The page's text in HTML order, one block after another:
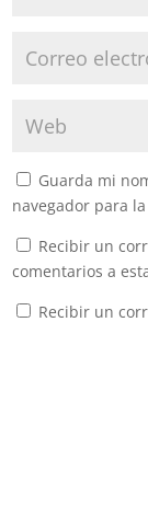
Guarda mi
navegador para
Recibir un
comentarios a
Recibir un